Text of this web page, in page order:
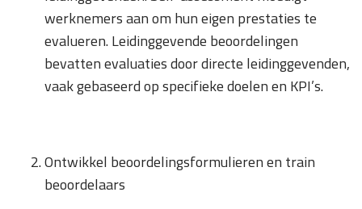
werknemers aan om hun eigen prestaties te
evalueren. Leidinggevende beoordelingen
bevatten evaluaties door directe leidinggevenden,
vaak gebaseerd op specifieke doelen en KPI’s.
Ontwikkel beoordelingsformulieren en train
beoordelaars